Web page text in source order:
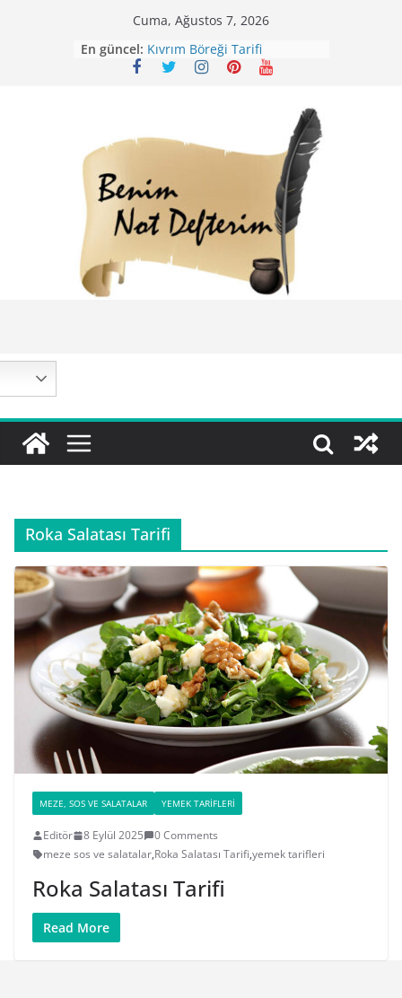
Cuma, Ağustos 7, 2026
En güncel: Kıvrım Böreği Tarifi
Karabuğday Pilavı Tarifi
Roka Salatası Tarifi
MEZE, SOS VE SALATALAR YEMEK TARIFLERI
Editör 8 Eylül 2025
0 Comments
meze sos ve salatalar,Roka Salatası Tarifi,yemek tarifleri
Roka Salatası Tarifi
Read More